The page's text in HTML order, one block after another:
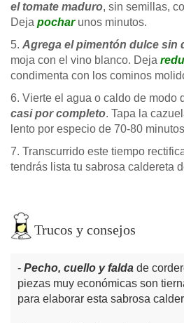
el tomate maduro, sin semillas,
Deja pocharunos minutos.
5. Agrega el pimentón dulce sin
moja con el vino blanco. Deja
condimenta con los cominos
6. Vierte el agua o caldo de modo
casi por completo. Tapa la
lento por especio de 70-80
7. Transcurrido este tiempo
tendrás lista tu sabrosa caldereta
Trucos y consejos
Pecho, cuello y falda de
piezas muy económicas son
para elaborar esta sabrosa